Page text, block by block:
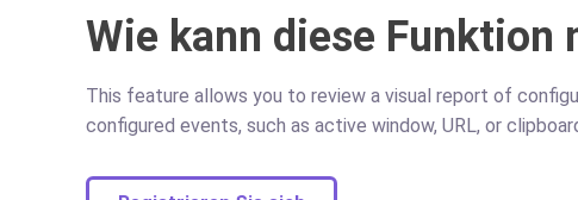
Wie kann diese Funktion
This feature allows you to review a visual report of
configured events, such as active window, URL, or